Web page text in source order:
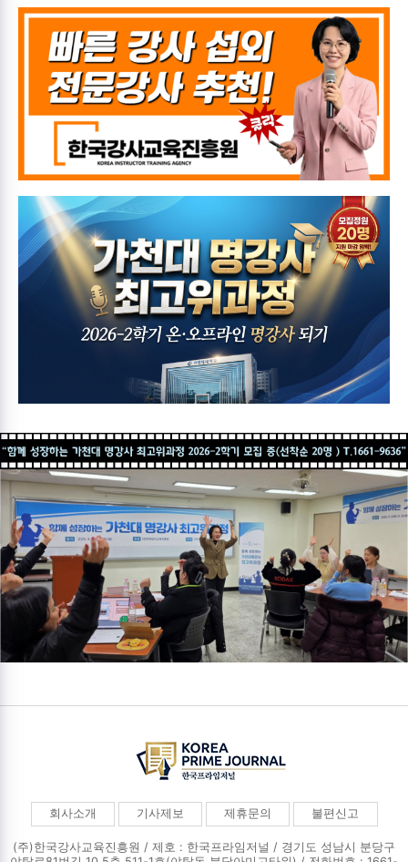
회사소개 기사제보 제휴문의 불편신고
(주)한국강사교육진흥원 / 제호 : 한국프라임저널 / 경기도 성남시 분당구